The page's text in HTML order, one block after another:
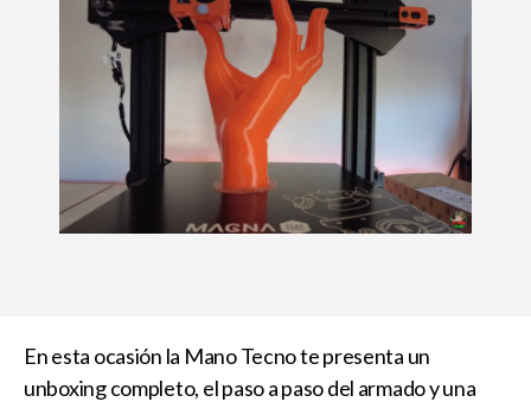
En esta ocasión la Mano Tecno te presenta un
unboxing completo, el paso a paso del armado y una